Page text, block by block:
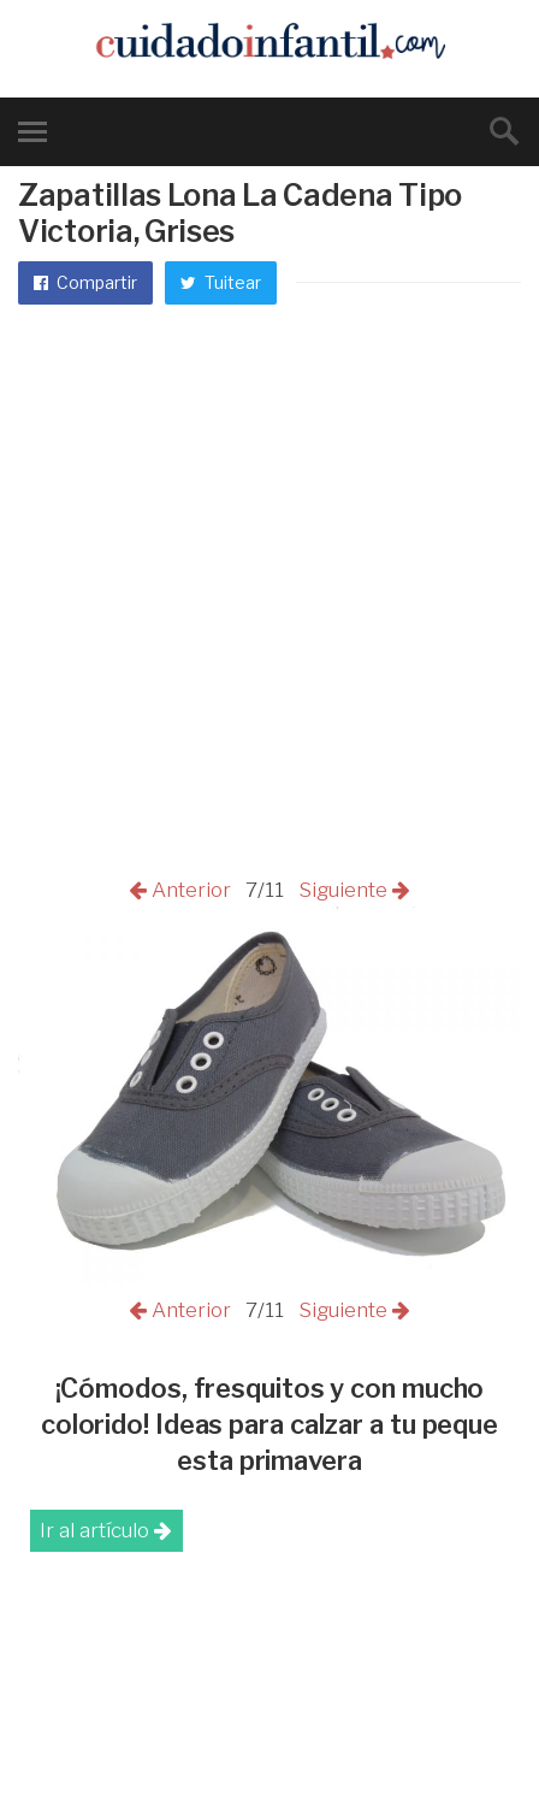
Zapatillas Lona La Cadena Tipo
Victoria, Grises
Compartir Tuitear
Anterior 7/11 Siguiente
Anterior 7/11 Siguiente
¡Cómodos, fresquitos y con mucho
colorido! Ideas para calzar a tu peque
esta primavera
Ir al artículo